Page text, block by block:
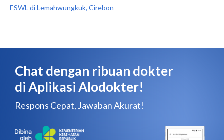
ESWL di Lemahwungkuk, Cirebon